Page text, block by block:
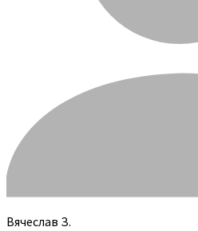
Вячеслав З.